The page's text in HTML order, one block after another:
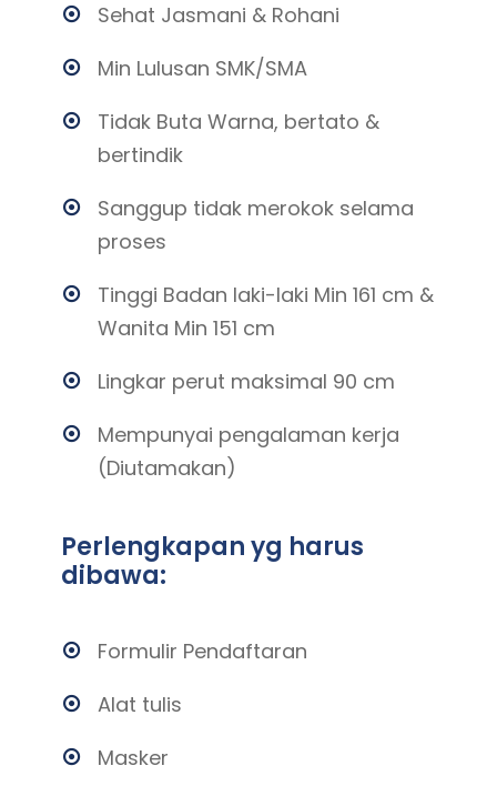
Sehat Jasmani & Rohani
Min Lulusan SMK/SMA
Tidak Buta Warna, bertato &
bertindik
Sanggup tidak merokok selama
proses
Tinggi Badan laki-laki Min 161 cm &
Wanita Min 151 cm
Lingkar perut maksimal 90 cm
Mempunyai pengalaman kerja
(Diutamakan)
Perlengkapan yg harus
dibawa:
Formulir Pendaftaran
Alat tulis
Masker